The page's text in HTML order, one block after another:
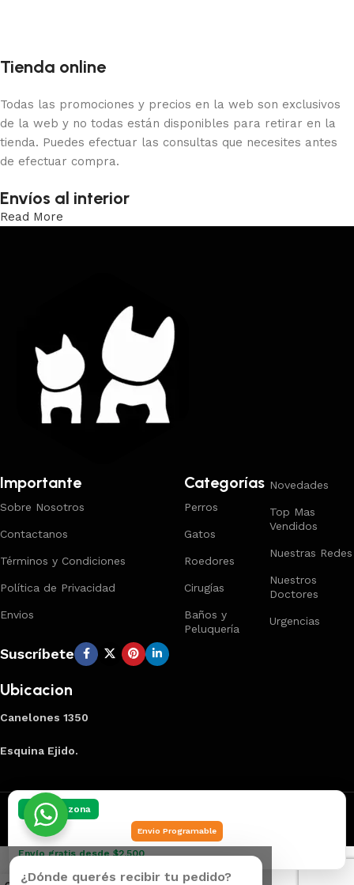
Elegí tu zona
Envio Programable
Envío gratis desde $2.500
Tienda online
Todas las promociones y precios en la web son exclusivos
de la web y no todas están disponibles para retirar en la
tienda. Puedes efectuar las consultas que necesites antes
de efectuar compra.
Envíos al interior
Read More
Importante
Sobre Nosotros
Contactanos
Términos y Condiciones
Política de Privacidad
Envios
Categorías
Perros
Gatos
Roedores
Cirugías
Baños y
Peluquería
Novedades
Top Mas
Vendidos
Nuestras Redes
Nuestros
Doctores
Urgencias
Suscríbete
Ubicacion
Canelones 1350
Esquina Ejido.
Creado por
¿Dónde querés recibir tu pedido?